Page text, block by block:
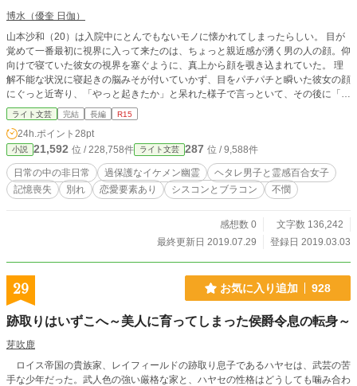
博水（優奎 日伽）
山本沙和（20）は入院中にとんでもないモノに懐かれてしまったらしい。 目が
覚めて一番最初に視界に入って来たのは、ちょっと親近感が湧く男の人の顔。仰
向けで寝ていた彼女の視界を塞ぐように、真上から顔を覗き込まれていた。 理
解不能な状況に寝起きの脳みそが付いていかず、目をパチパチと瞬いた彼女の顔
にぐっと近寄り、「やっと起きたか」と呆れた様子で言っといて、その後に「俺
のこと知ってる？」って!? 彼は記憶喪失の幽霊だった。しかも沙和から五十メ
ートル以上離れられないらしい。「好きで取り憑いた訳じゃない」と開き直りの
幽霊は、沙和を振り回すくせに他の事にはやたら過保護で、沙和の悩みの種にな
りつつあるけど、これがまたどうにも憎み切れない幽霊で……。 どうして幽霊
の幽さん(仮名)は記憶をなくしたのか？ 彼の心残りは何なのか？ 幽さんと沙和
の記憶探しのお話です。
ライト文芸 完結 長編 R15
24h.ポイント 28pt
小説 21,592 位 / 228,758件 ライト文芸 287 位 / 9,588件
日常の中の非日常 過保護なイケメン幽霊
ヘタレ男子と霊感百合女子
記憶喪失
別れ 恋愛要素あり シスコンとブラコン 不憫
感想数 0
文字数 136,242
最終更新日 2019.07.29
登録日 2019.03.03
29 お気に入り追加 928
跡取りはいずこへ～美人に育ってしまった侯爵令息の転身～
芽吹鹿
ロイス帝国の貴族家、レイフィールドの跡取り息子であるハヤセは、武芸の苦
手な少年だった。武人色の強い厳格な家と、ハヤセの性格はどうしても噛み合わ